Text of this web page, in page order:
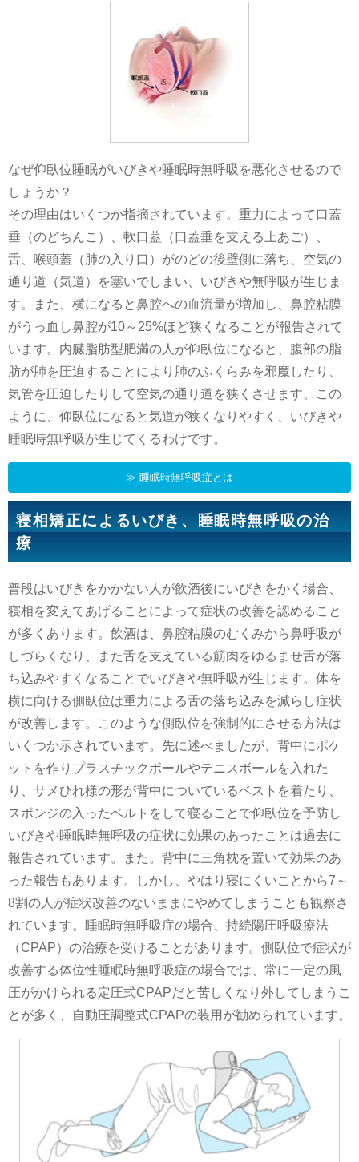
なぜ仰臥位睡眠がいびきや睡眠時無呼吸を悪化させるので
しょうか？
その理由はいくつか指摘されています。重力によって口蓋
垂（のどちんこ）、軟口蓋（口蓋垂を支える上あご）、
舌、喉頭蓋（肺の入り口）がのどの後壁側に落ち、空気の
通り道（気道）を塞いでしまい、いびきや無呼吸が生じま
す。また、横になると鼻腔への血流量が増加し、鼻腔粘膜
がうっ血し鼻腔が10～25%ほど狭くなることが報告されて
います。内臓脂肪型肥満の人が仰臥位になると、腹部の脂
肪が肺を圧迫することにより肺のふくらみを邪魔したり、
気管を圧迫したりして空気の通り道を狭くさせます。この
ように、仰臥位になると気道が狭くなりやすく、いびきや
睡眠時無呼吸が生じてくるわけです。
≫ 睡眠時無呼吸症とは
寝相矯正によるいびき、睡眠時無呼吸の治
療
普段はいびきをかかない人が飲酒後にいびきをかく場合、
寝相を変えてあげることによって症状の改善を認めること
が多くあります。飲酒は、鼻腔粘膜のむくみから鼻呼吸が
しづらくなり、また舌を支えている筋肉をゆるませ舌が落
ち込みやすくなることでいびきや無呼吸が生じます。体を
横に向ける側臥位は重力による舌の落ち込みを減らし症状
が改善します。このような側臥位を強制的にさせる方法は
いくつか示されています。先に述べましたが、背中にポケ
ットを作りプラスチックボールやテニスボールを入れた
り、サメひれ様の形が背中についているベストを着たり、
スポンジの入ったベルトをして寝ることで仰臥位を予防し
いびきや睡眠時無呼吸の症状に効果のあったことは過去に
報告されています。また。背中に三角枕を置いて効果のあ
った報告もあります。しかし、やはり寝にくいことから7～
8割の人が症状改善のないままにやめてしまうことも観察さ
れています。睡眠時無呼吸症の場合、持続陽圧呼吸療法
（CPAP）の治療を受けることがあります。側臥位で症状が
改善する体位性睡眠時無呼吸症の場合では、常に一定の風
圧がかけられる定圧式CPAPだと苦しくなり外してしまうこ
とが多く、自動圧調整式CPAPの装用が勧められています。